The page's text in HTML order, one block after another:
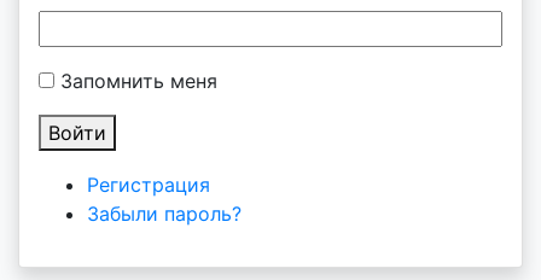
Запомнить меня
Войти
Регистрация
Забыли пароль?